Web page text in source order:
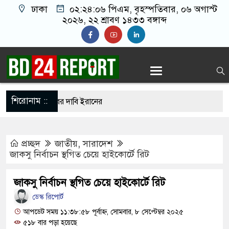
ঢাকা ০২:২৪:০৭ পিএম, বৃহস্পতিবার, ০৬ অগাস্ট
২০২৬, ২২ শ্রাবণ ১৪৩৩ বঙ্গাব্দ
শিরোনাম ::
গ্রেপ্তারের দাবি ইরানের
সম্মেলন ডেকেছে এনসিপি
আখতারুজ্জামান কারাগারে
প্রচ্ছদ জাতীয়,সারাদেশ
জাকসু নির্বাচন স্থগিত চেয়ে হাইকোর্টে রিট
জাকসু নির্বাচন স্থগিত চেয়ে হাইকোর্টে রিট
ডেস্ক রিপোর্ট
আপডেট সময় ১১:৩৮:৫৮ পূর্বাহ্ন, সোমবার, ৮ সেপ্টেম্বর ২০২৫
৫১৮ বার পড়া হয়েছে